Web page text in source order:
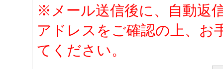
※メール送信後に、自動返
アドレスをご確認の上、お
てください。